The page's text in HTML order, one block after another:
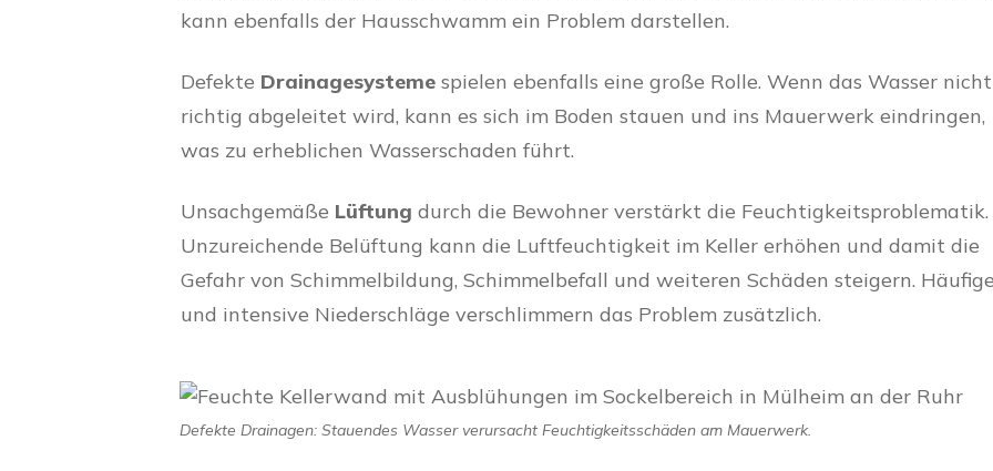
kann ebenfalls der Hausschwamm ein Problem darstellen.
Defekte Drainagesysteme spielen ebenfalls eine große Rolle. Wenn das Wasser nicht
richtig abgeleitet wird, kann es sich im Boden stauen und ins Mauerwerk eindringen,
was zu erheblichen Wasserschaden führt.
Unsachgemäße Lüftung durch die Bewohner verstärkt die Feuchtigkeitsproblematik.
Unzureichende Belüftung kann die Luftfeuchtigkeit im Keller erhöhen und damit die
Gefahr von Schimmelbildung, Schimmelbefall und weiteren Schäden steigern.
und intensive Niederschläge verschlimmern das Problem zusätzlich.
Defekte Drainagen: Stauendes Wasser verursacht Feuchtigkeitsschäden am Mauerwerk.